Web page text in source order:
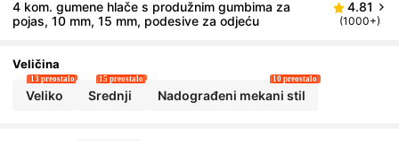
4 kom. gumene hlače s produžnim gumbima za
pojas, 10 mm, 15 mm, podesive za odjeću
4.81
(1000+)
Veličina
Veliko
13 preostalo
Srednji
15 preostalo
Nadograđeni mekani stil
10 preostalo